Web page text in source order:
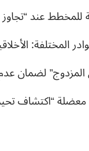
للمخطط عند
المختلفة:
المزدوج” لضمان
معضلة “اكتشاف